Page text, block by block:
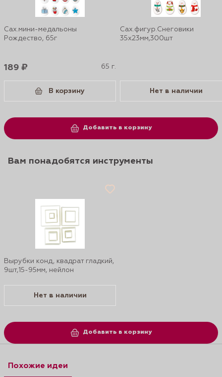
Сах.мини-медальоны
Рождество, 65г
189 ₽ 65 г.
В корзину
Сах.фигур.Снеговики
35х23мм,300шт
Нет в наличии
Добавить в корзину
Вам понадобятся инструменты
Вырубки конд, квадрат гладкий,
9шт,15-95мм, нейлон
Нет в наличии
Добавить в корзину
Похожие идеи